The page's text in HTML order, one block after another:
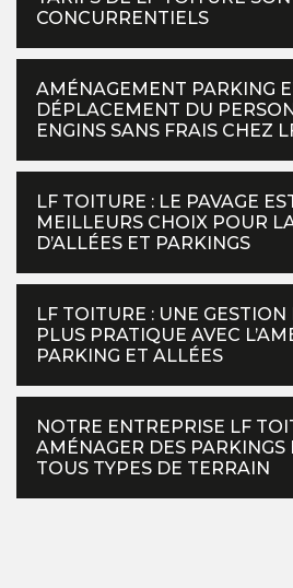
CONCURRENTIELS
AMÉNAGEMENT PARKING
DÉPLACEMENT DU
ENGINS SANS FRAIS CHEZ
LF TOITURE : LE PAVAGE
MEILLEURS CHOIX POUR
D’ALLÉES ET PARKINGS
LF TOITURE : UNE GESTION
PLUS PRATIQUE AVEC
PARKING ET ALLÉES
NOTRE ENTREPRISE LF
AMÉNAGER DES PARKINGS
TOUS TYPES DE TERRAIN